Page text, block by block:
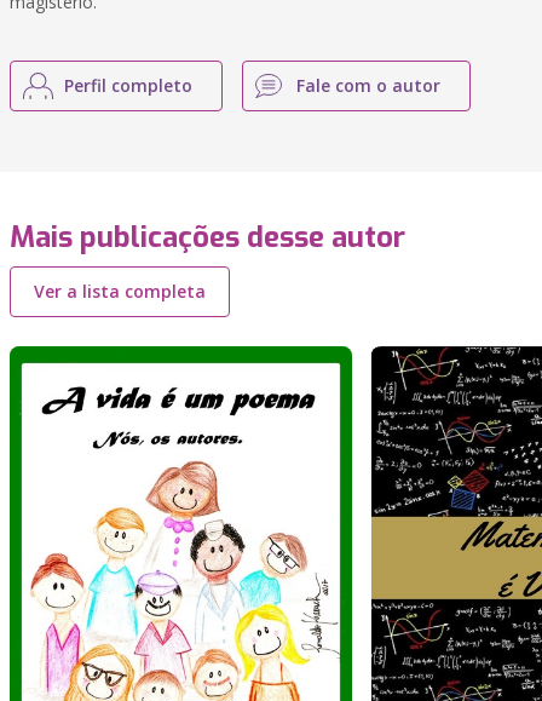
Perfil completo Fale com o autor
Mais publicações desse autor
Ver a lista completa